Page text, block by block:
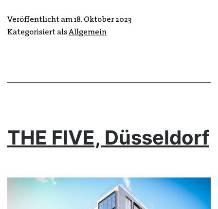
Veröffentlicht am18. Oktober 2023
Kategorisiert alsAllgemein
THE FIVE, Düsseldorf